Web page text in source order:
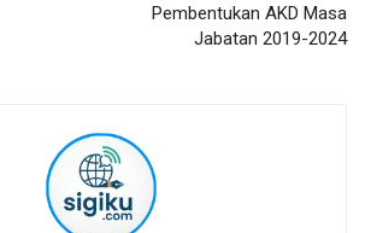
Pembentukan AKD Masa
Jabatan 2019-2024